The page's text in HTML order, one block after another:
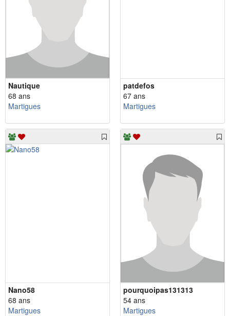
Nautique
68 ans
Martigues
patdefos
67 ans
Martigues
Nano58
68 ans
Martigues
pourquoipas131313
54 ans
Martigues